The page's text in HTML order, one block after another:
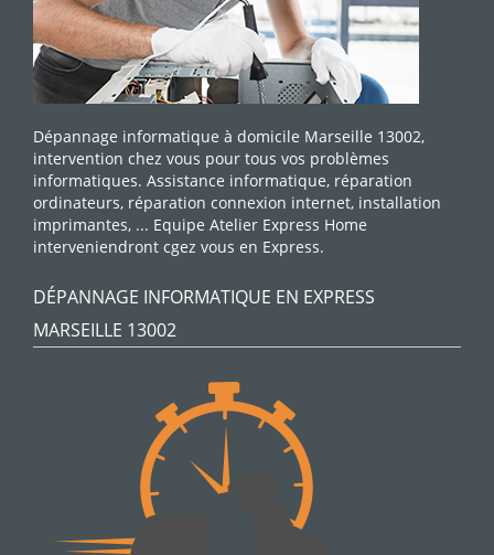
Dépannage informatique à domicile Marseille 13002,
intervention chez vous pour tous vos problèmes
informatiques. Assistance informatique, réparation
ordinateurs, réparation connexion internet, installation
imprimantes, ... Equipe Atelier Express Home
interveniendront cgez vous en Express.
DÉPANNAGE INFORMATIQUE EN EXPRESS
MARSEILLE 13002